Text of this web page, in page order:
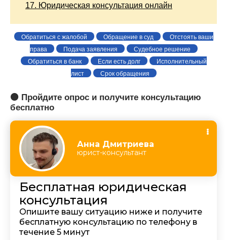
17. Юридическая консультация онлайн
Обратиться с жалобой Обращение в суд
Отстоять ваши
права
Подача заявления
Судебное решение
Обратиться в банк
Если есть долг
Исполнительный
лист
Срок обращения
🟠 Пройдите опрос и получите консультацию
бесплатно